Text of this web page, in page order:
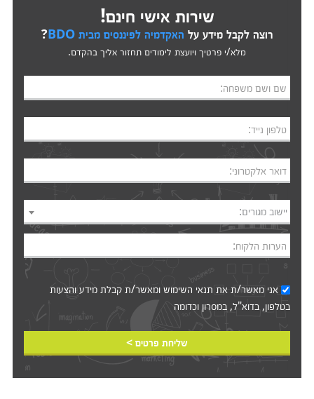
שירות אישי חינם!
רוצה לקבל מידע על האקדמיה לפיננסים מבית BDO ?
מלא/י פרטיך ויועצת לימודים תחזור אליך בהקדם.
שם ושם משפחה:
טלפון נייד:
דואר אלקטרוני:
יישוב מגורים:
הערות הלקוח:
אני מאשר/ת את תנאי השימושומאשר/ת קבלת מידע והצעות
בטלפון, בדוא"ל, במסרון וכדומה‎‎
שליחת פרטים >